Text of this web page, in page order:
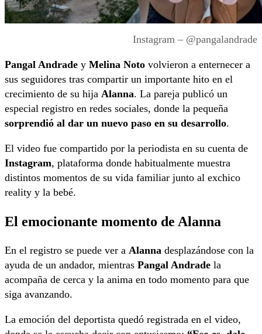
Instagram – @pangalandrade
Pangal Andrade y Melina Noto volvieron a enternecer a
sus seguidores tras compartir un importante hito en el
crecimiento de su hija Alanna. La pareja publicó un
especial registro en redes sociales, donde la pequeña
sorprendió al dar un nuevo paso en su desarrollo.
El video fue compartido por la periodista en su cuenta de
Instagram, plataforma donde habitualmente muestra
distintos momentos de su vida familiar junto al exchico
reality y la bebé.
El emocionante momento de Alanna
En el registro se puede ver a Alanna desplazándose con la
ayuda de un andador, mientras Pangal Andrade la
acompaña de cerca y la anima en todo momento para que
siga avanzando.
La emoción del deportista quedó registrada en el video,